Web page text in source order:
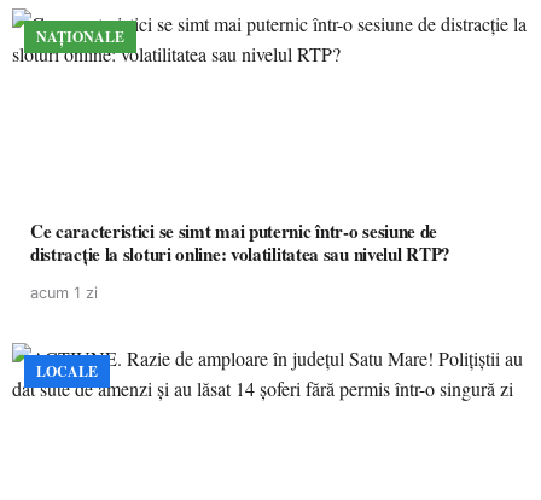
NAȚIONALE
Ce caracteristici se simt mai puternic într-o sesiune de
distracție la sloturi online: volatilitatea sau nivelul RTP?
acum 1 zi
LOCALE